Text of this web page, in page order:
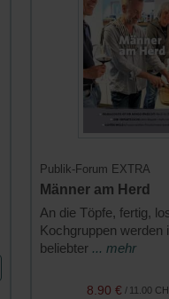
Publik-Forum EXTRA
Männer am Herd
An die Töpfe, fertig,
Kochgruppen werden
beliebter ... mehr
11.00
/
8.90 €